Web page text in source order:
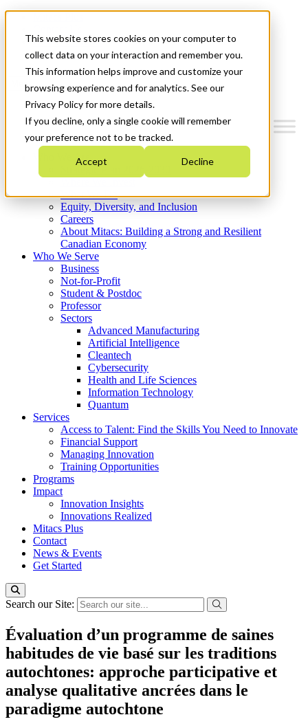
This website stores cookies on your computer to
collect data on your interaction and remember you.
This information helps improve and customize your
browsing experience and for analytics. See our
Privacy Policy for more details.
If you decline, only a single cookie will remember
your preference not to be tracked.
Accept Decline
News & Events
Get Started
Menu
Who We Are
Strategic Plan 2026-2030
What We Do
Equity, Diversity, and Inclusion
Careers
About Mitacs: Building a Strong and Resilient
Canadian Economy
Who We Serve
Business
Not-for-Profit
Student & Postdoc
Professor
Sectors
Advanced Manufacturing
Artificial Intelligence
Cleantech
Cybersecurity
Health and Life Sciences
Information Technology
Quantum
Services
Access to Talent: Find the Skills You Need to Innovate
Financial Support
Managing Innovation
Training Opportunities
Programs
Impact
Innovation Insights
Innovations Realized
Mitacs Plus
Contact
News & Events
Get Started
Search our Site:
Évaluation d’un programme de saines
habitudes de vie basé sur les traditions
autochtones: approche participative et
analyse qualitative ancrées dans le
paradigme autochtone